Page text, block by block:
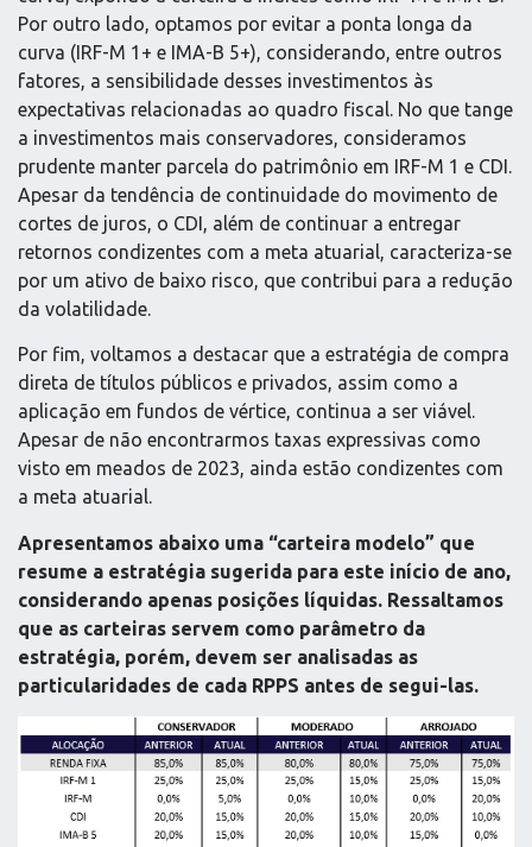
Por outro lado, optamos por evitar a ponta longa da
curva (IRF-M 1+ e IMA-B 5+), considerando, entre outros
fatores, a sensibilidade desses investimentos às
expectativas relacionadas ao quadro fiscal. No que tange
a investimentos mais conservadores, consideramos
prudente manter parcela do patrimônio em IRF-M 1 e CDI.
Apesar da tendência de continuidade do movimento de
cortes de juros, o CDI, além de continuar a entregar
retornos condizentes com a meta atuarial, caracteriza-se
por um ativo de baixo risco, que contribui para a redução
da volatilidade.
Por fim, voltamos a destacar que a estratégia de compra
direta de títulos públicos e privados, assim como a
aplicação em fundos de vértice, continua a ser viável.
Apesar de não encontrarmos taxas expressivas como
visto em meados de 2023, ainda estão condizentes com
a meta atuarial.
Apresentamos abaixo uma “carteira modelo” que
resume a estratégia sugerida para este início de ano,
considerando apenas posições líquidas. Ressaltamos
que as carteiras servem como parâmetro da
estratégia, porém, devem ser analisadas as
particularidades de cada RPPS antes de segui-las.